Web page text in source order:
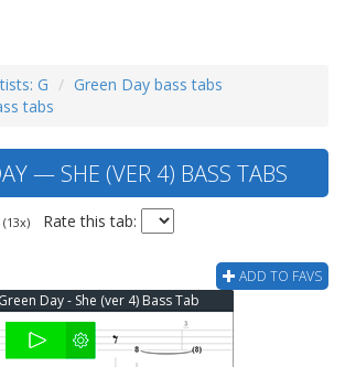
G
Green Day bass tabs
tabs
— SHE (VER 4) BASS TABS
Rate this tab:
ADD TO FAVS
Green Day - She (ver 4) Bass Tab